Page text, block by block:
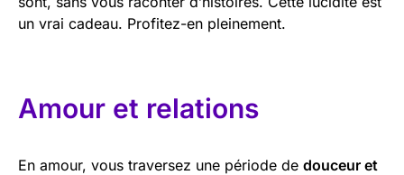
un vrai cadeau. Profitez-en pleinement.
Amour et relations
En amour, vous traversez une période de douceur et